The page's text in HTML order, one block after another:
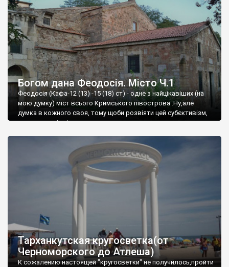
Богом дана Феодосія. Місто Ч.1
Феодосія (Кафа-12 (13) -15 (18) ст) - одне з найцікавіших (на
мою думку) міст всього Кримського півострова .Ну,але
думка в кожного своя, тому щоби розвіяти цей субєктивізм,
запрошую відвідати це
Тарханкутская кругосветка(от
Черноморского до Атлеша)
К сожалению настоящей "кругосветки" не получилось,пройти